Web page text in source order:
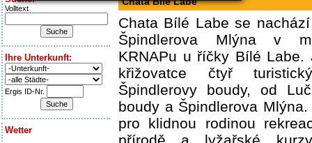
Volltext
Ihre Unterkunft:
Ergis ID-Nr.
Wetter
Chata Bílé Labe se
Špindlerova Mlýna v
KRNAPu u říčky Bílé Labe.
křižovatce čtyř
Špindlerovy boudy, od
boudy a Špindlerova
pro klidnou rodinou